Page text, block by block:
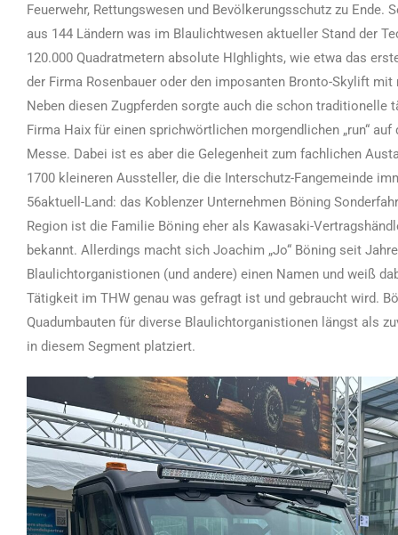
Feuerwehr, Rettungswesen und Bevölkerungsschutz zu Ende.
aus 144 Ländern was im Blaulichtwesen aktueller Stand der
120.000 Quadratmetern absolute HIghlights, wie etwa das
der Firma Rosenbauer oder den imposanten Bronto-Skylift
Neben diesen Zugpferden sorgte auch die schon traditionelle
Firma Haix für einen sprichwörtlichen morgendlichen „run“
Messe. Dabei ist es aber die Gelegenheit zum fachlichen
1700 kleineren Aussteller, die die Interschutz-Fangemeinde
56aktuell-Land: das Koblenzer Unternehmen Böning
Region ist die Familie Böning eher als Kawasaki-
bekannt. Allerdings macht sich Joachim „Jo“ Böning seit
Blaulichtorganistionen (und andere) einen Namen und weiß
Tätigkeit im THW genau was gefragt ist und gebraucht wird.
Quadumbauten für diverse Blaulichtorganistionen längst als
in diesem Segment platziert.